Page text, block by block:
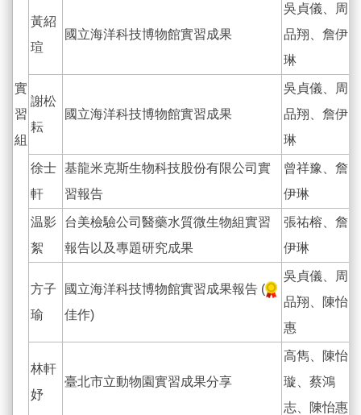
實
習
組
黃紹
瑄
國立海洋科技博物館實習成果
吳貞儀、周
品翔、詹伊
琳
謝松
耘
國立海洋科技博物館實習成果
吳貞儀、周
品翔、詹伊
琳
徐士
軒
基龍米克斯生物科技股份有限公司實
習報告
曾祥豫、詹
伊琳
温影
絮
台美檢驗公司醫藥水質微生物組實習
報告以及專題研究成果
張祐榕、詹
伊琳
方子
瑜
國立海洋科技博物館實習成果報告 (
佳作)
吳貞儀、周
品翔、陳怡
惠
林軒
妤
臺北市立動物園實習成果分享
高雋、陳怡
璇、蔡鴻
志、陳怡惠